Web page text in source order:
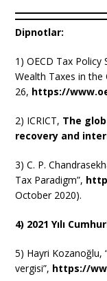
Dipnotlar:
1) OECD Tax
Wealth Taxes in the
26, https://
2) ICRICT, The
recovery and
3) C. P.
Tax Paradigm”,
October 2020).
4) 2021 Yılı
5) Hayri Kozanoğlu,
vergisi”, https://